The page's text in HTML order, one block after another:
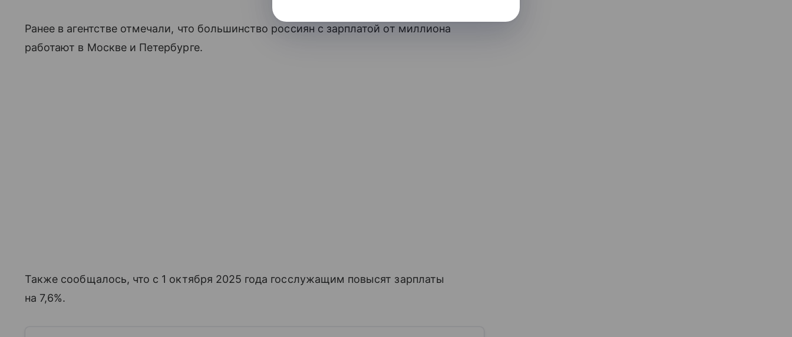
Ранее в агентстве отмечали, что большинство россиян с зарплатой от миллиона
работают в Москве и Петербурге.
Также сообщалось, что с 1 октября 2025 года госслужащим повысят зарплаты
на 7,6%.